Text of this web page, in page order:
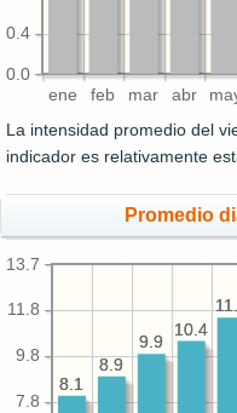
ene feb mar abr
0.0
0.4
La intensidad promedio del
indicador es relativamente
Promedio
7.8
9.8
11.8
13.7
10.4
9.9
8.9
8.1
10.4
9.9
8.9
8.1